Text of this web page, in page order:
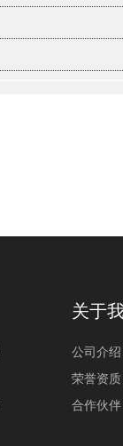
关于
公司介绍
荣誉资质
合作伙伴